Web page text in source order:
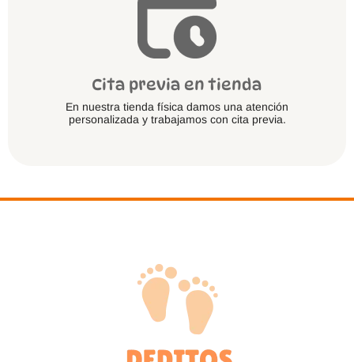
Cita previa en tienda
En nuestra tienda física damos una atención
personalizada y trabajamos con cita previa.